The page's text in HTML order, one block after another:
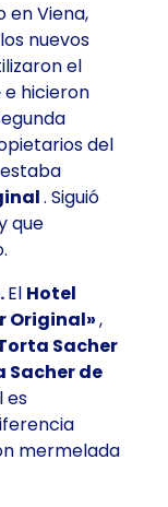
en Viena,
nuevos
el
hicieron
del
estaba
. Siguió
que
El Hotel
Original»,
Sacher
Sacher de
es
mermelada